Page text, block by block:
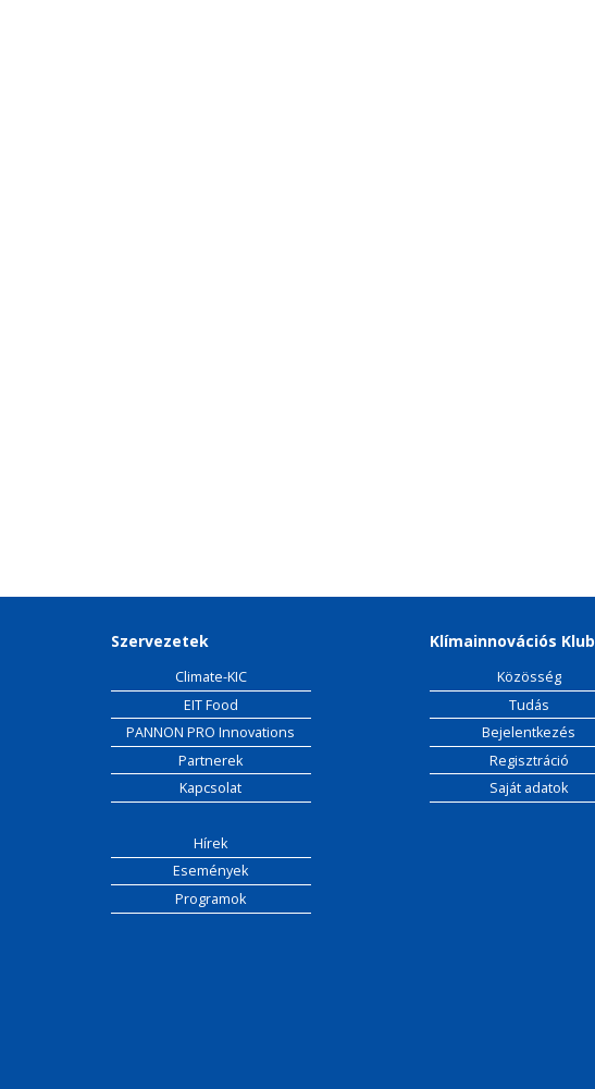
Szervezetek
Climate-KIC
EIT Food
PANNON PRO Innovations
Partnerek
Kapcsolat
Hírek
Események
Programok
Klímainnovációs Klub
Közösség
Tudás
Bejelentkezés
Regisztráció
Saját adatok